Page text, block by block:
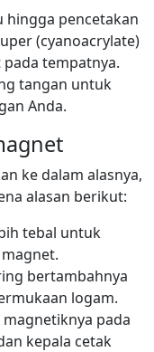
pencetakan
(cyanoacrylate)
tempatnya.
tangan untuk
Anda.
ke dalam alasnya,
alasan berikut:
tebal untuk
bertambahnya
logam.
pada
kepala cetak